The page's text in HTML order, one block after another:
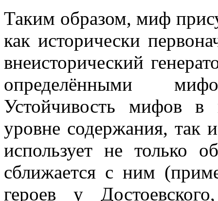
Таким образом, миф
как исторически
внеисторический
определёнными
Устойчивость мифов в
уровне содержания, так
использует не только
сближается с ним
героев у